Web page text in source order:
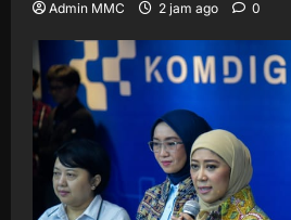
Admin MMC 2 jam ago 0